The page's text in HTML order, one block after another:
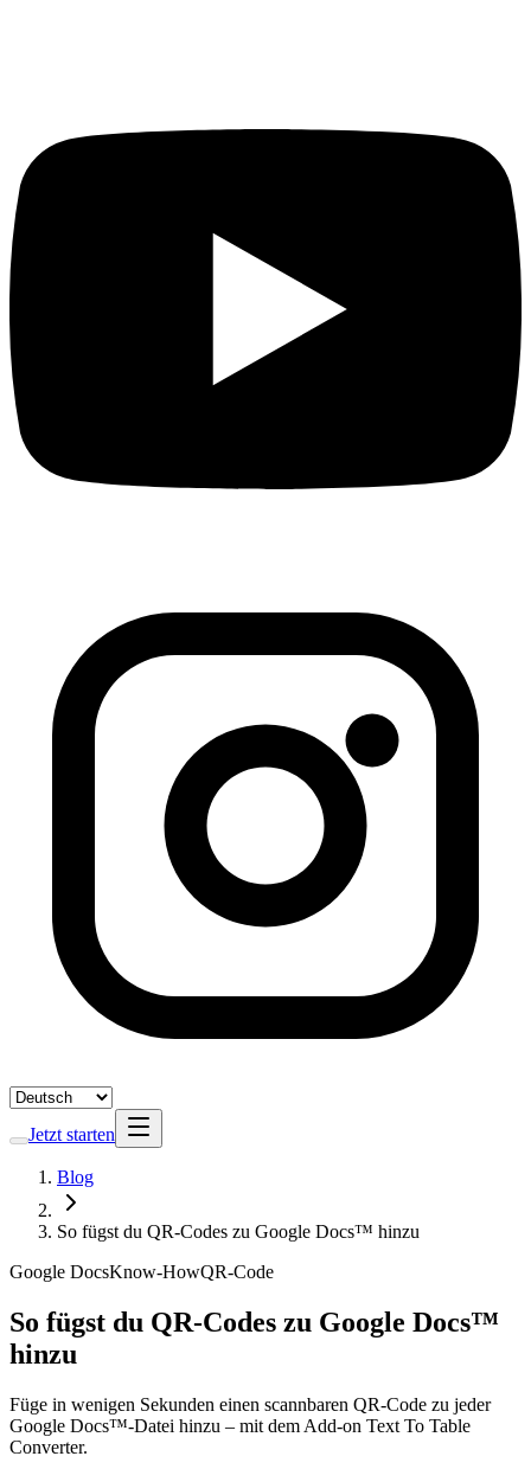
Jetzt starten
Blog
So fügst du QR-Codes zu Google Docs™ hinzu
Google DocsKnow-HowQR-Code
So fügst du QR-Codes zu Google Docs™
hinzu
Füge in wenigen Sekunden einen scannbaren QR-Code zu jeder
Google Docs™-Datei hinzu – mit dem Add-on Text To Table
Converter.